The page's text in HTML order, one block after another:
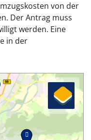
von der
Der Antrag muss
werden. Eine
in der